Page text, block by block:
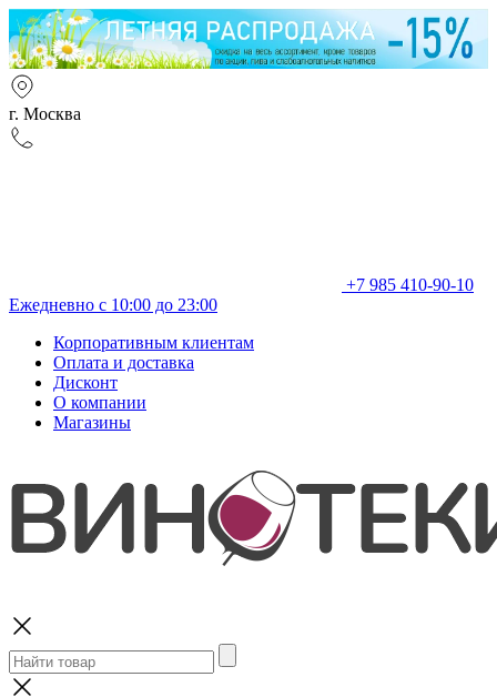
г. Москва
+7 985 410-90-10
Ежедневно с 10:00 до 23:00
Корпоративным клиентам
Оплата и доставка
Дисконт
О компании
Магазины